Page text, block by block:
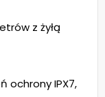
z żyłą
ochrony IPX7,